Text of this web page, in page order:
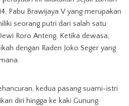
Pabu Brawijaya V yang merupakan
seorang putri dari salah satu
Roro Anteng. Ketika dewasa,
dengan Raden Joko Seger yang
kedua pasang suami-istri
diri hingga ke kaki Gunung